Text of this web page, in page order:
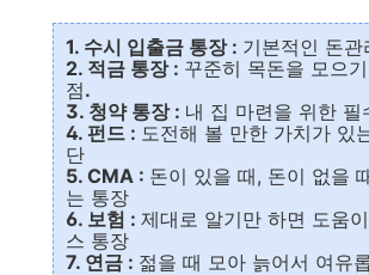
1. 수시 입출금 통장 : 기본적인 돈관
2. 적금 통장 : 꾸준히 목돈을 모으
점.
3. 청약 통장 : 내 집 마련을 위한 필
4. 펀드 : 도전해 볼 만한 가치가 있
단
5. CMA : 돈이 있을 때, 돈이 없을
는 통장
6. 보험 : 제대로 알기만 하면 도움
스 통장
7. 연금 : 젊을 때 모아 늙어서 여유